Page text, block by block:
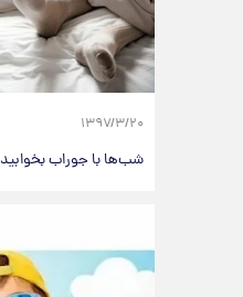
۱۳۹۷/۳/۲۰
شب‌ها با جوراب بخوابید